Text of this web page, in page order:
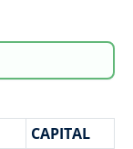
CAPITAL